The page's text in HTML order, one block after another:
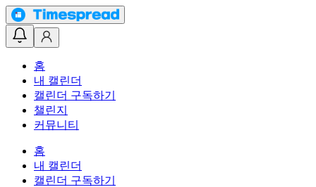
홈
내 캘린더
캘린더 구독하기
챌린지
커뮤니티
홈
내 캘린더
캘린더 구독하기